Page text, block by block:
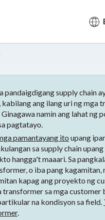
pandaigdigang supply chain
ang ilang uri ng mga
namin ang lahat ng
pagtatayo.
pamantayang ito upang
sa supply chain
hangga't maaari. Sa
o iba pang
kapag ang proyekto ng
sa mga customer
na kondisyon sa field.
.